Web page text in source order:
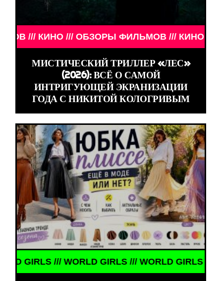
/// КИНО /// ОБЗОРЫ ФИЛЬМОВ ///
МИСТИЧЕСКИЙ ТРИЛЛЕР «ЛЕС»
(2026): ВСЁ О САМОЙ
ИНТРИГУЮЩЕЙ ЭКРАНИЗАЦИИ
ГОДА С НИКИТОЙ КОЛОГРИВЫМ
GIRLS /// WORLD GIRLS ///